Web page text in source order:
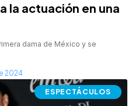
la actuación en una
dama de México y se
2024
ESPECTÁCULOS